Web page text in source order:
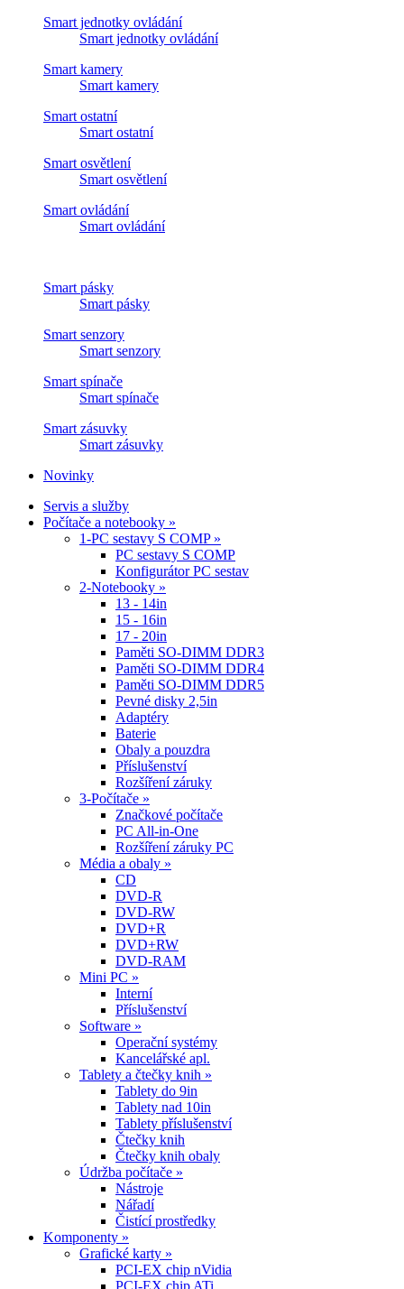
Smart jednotky ovládání
Smart jednotky ovládání
Smart kamery
Smart kamery
Smart ostatní
Smart ostatní
Smart osvětlení
Smart osvětlení
Smart ovládání
Smart ovládání
Smart pásky
Smart pásky
Smart senzory
Smart senzory
Smart spínače
Smart spínače
Smart zásuvky
Smart zásuvky
Novinky
Servis a služby
Počítače a notebooky »
1-PC sestavy S COMP »
PC sestavy S COMP
Konfigurátor PC sestav
2-Notebooky »
13 - 14in
15 - 16in
17 - 20in
Paměti SO-DIMM DDR3
Paměti SO-DIMM DDR4
Paměti SO-DIMM DDR5
Pevné disky 2,5in
Adaptéry
Baterie
Obaly a pouzdra
Příslušenství
Rozšíření záruky
3-Počítače »
Značkové počítače
PC All-in-One
Rozšíření záruky PC
Média a obaly »
CD
DVD-R
DVD-RW
DVD+R
DVD+RW
DVD-RAM
Mini PC »
Interní
Příslušenství
Software »
Operační systémy
Kancelářské apl.
Tablety a čtečky knih »
Tablety do 9in
Tablety nad 10in
Tablety příslušenství
Čtečky knih
Čtečky knih obaly
Údržba počítače »
Nástroje
Nářadí
Čistící prostředky
Komponenty »
Grafické karty »
PCI-EX chip nVidia
PCI-EX chip ATi